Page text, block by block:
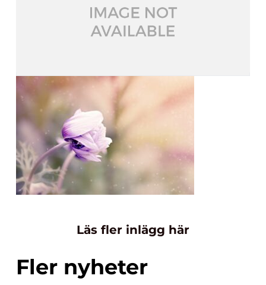
Läs fler inlägg här
Fler nyheter